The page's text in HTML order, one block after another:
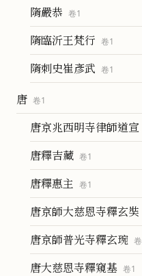
隋嚴恭 卷1
隋臨沂王梵行 卷1
隋刺史崔彥武 卷1
唐 卷1
唐京兆西明寺律師道宣
唐釋吉藏 卷1
唐釋惠主 卷1
唐京師大慈恩寺釋玄奘
唐京師普光寺釋玄琬 卷
唐大慈恩寺釋窺基 卷1